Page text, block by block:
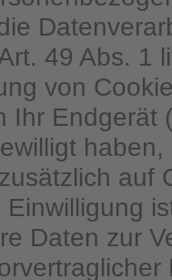
49 Abs. 1
von
Ihr Endgerät
auf
Daten zur